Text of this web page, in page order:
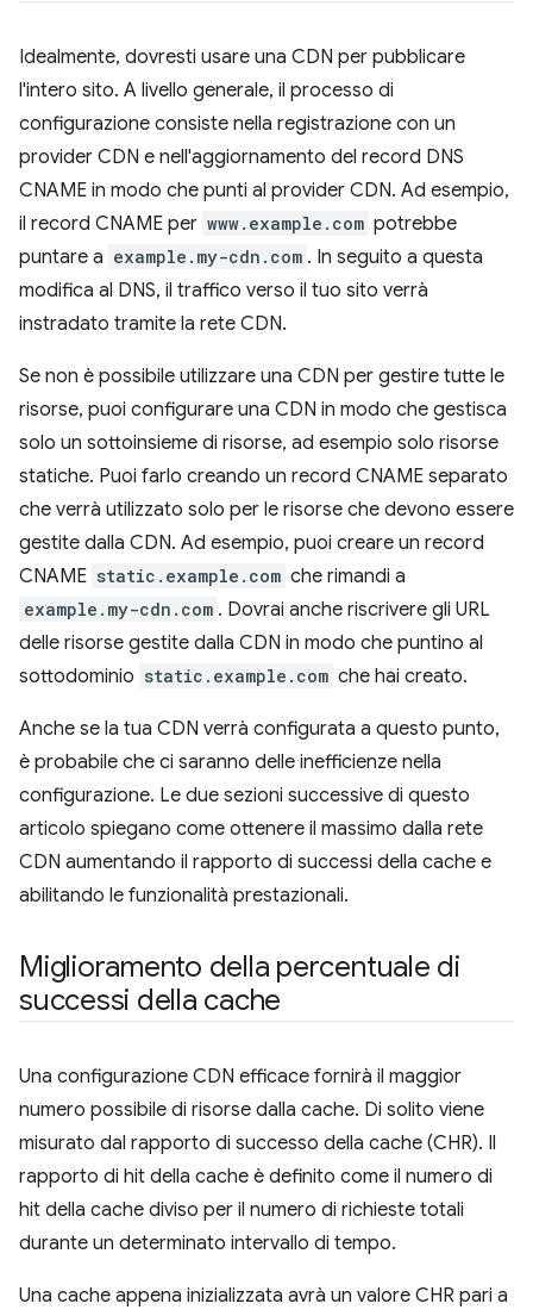
Idealmente, dovresti usare una CDN per pubblicare
l'intero sito. A livello generale, il processo di
configurazione consiste nella registrazione con un
provider CDN e nell'aggiornamento del record DNS
CNAME in modo che punti al provider CDN. Ad esempio,
il record CNAME per www.example.com potrebbe
puntare a example.my-cdn.com . In seguito a questa
modifica al DNS, il traffico verso il tuo sito verrà
instradato tramite la rete CDN.
Se non è possibile utilizzare una CDN per gestire tutte le
risorse, puoi configurare una CDN in modo che gestisca
solo un sottoinsieme di risorse, ad esempio solo risorse
statiche. Puoi farlo creando un record CNAME separato
che verrà utilizzato solo per le risorse che devono essere
gestite dalla CDN. Ad esempio, puoi creare un record
CNAME static.example.com che rimandi a
example.my-cdn.com . Dovrai anche riscrivere gli URL
delle risorse gestite dalla CDN in modo che puntino al
sottodominio static.example.com che hai creato.
Anche se la tua CDN verrà configurata a questo punto,
è probabile che ci saranno delle inefficienze nella
configurazione. Le due sezioni successive di questo
articolo spiegano come ottenere il massimo dalla rete
CDN aumentando il rapporto di successi della cache e
abilitando le funzionalità prestazionali.
Miglioramento della percentuale di
successi della cache
Una configurazione CDN efficace fornirà il maggior
numero possibile di risorse dalla cache. Di solito viene
misurato dal rapporto di successo della cache (CHR). Il
rapporto di hit della cache è definito come il numero di
hit della cache diviso per il numero di richieste totali
durante un determinato intervallo di tempo.
Una cache appena inizializzata avrà un valore CHR pari a